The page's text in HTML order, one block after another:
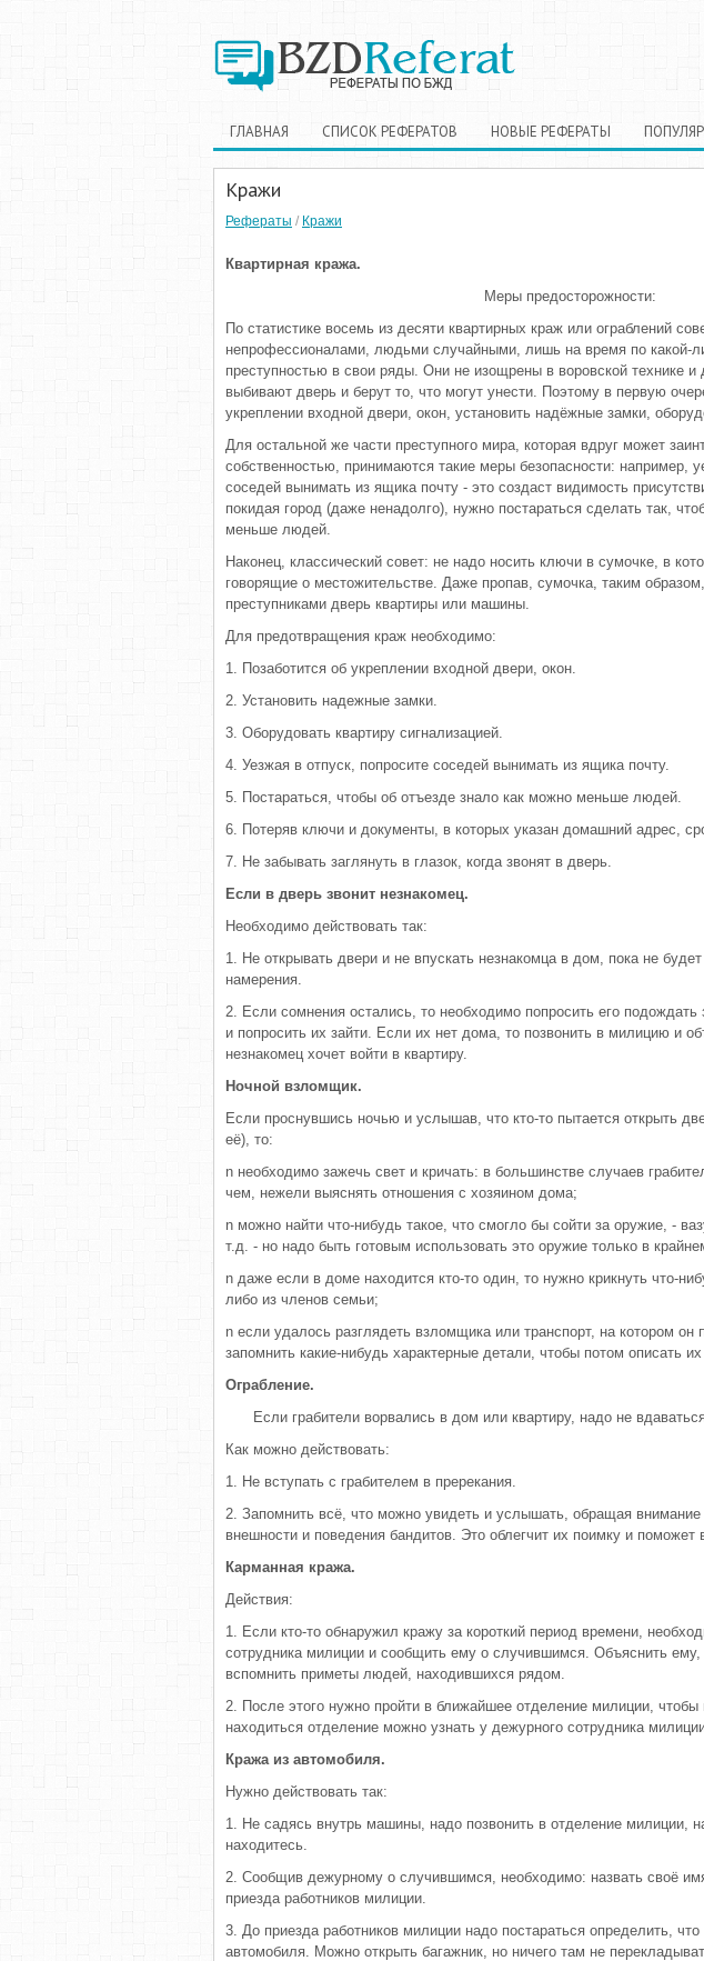
ГЛАВНАЯ СПИСОК РЕФЕРАТОВ НОВЫЕ РЕФЕРАТЫ
Кражи
Рефераты / Кражи
Квартирная кража.
Меры предосторожности:
По статистике восемь из десяти квартирных краж или ограблений
непрофессионалами, людьми случайными, лишь на время по какой-
преступностью в свои ряды. Они не изощрены в воровской технике и
выбивают дверь и берут то, что могут унести. Поэтому в первую
укреплении входной двери, окон, установить надёжные замки,
Для остальной же части преступного мира, которая вдруг может
собственностью, принимаются такие меры безопасности: например,
соседей вынимать из ящика почту - это создаст видимость
покидая город (даже ненадолго), нужно постараться сделать так,
меньше людей.
Наконец, классический совет: не надо носить ключи в сумочке, в
говорящие о местожительстве. Даже пропав, сумочка, таким
преступниками дверь квартиры или машины.
Для предотвращения краж необходимо:
1. Позаботится об укреплении входной двери, окон.
2. Установить надежные замки.
3. Оборудовать квартиру сигнализацией.
4. Уезжая в отпуск, попросите соседей вынимать из ящика почту.
5. Постараться, чтобы об отъезде знало как можно меньше людей.
6. Потеряв ключи и документы, в которых указан домашний адрес,
7. Не забывать заглянуть в глазок, когда звонят в дверь.
Если в дверь звонит незнакомец.
Необходимо действовать так:
1. Не открывать двери и не впускать незнакомца в дом, пока не
намерения.
2. Если сомнения остались, то необходимо попросить его
и попросить их зайти. Если их нет дома, то позвонить в милицию и
незнакомец хочет войти в квартиру.
Ночной взломщик.
Если проснувшись ночью и услышав, что кто-то пытается открыть
её), то:
n необходимо зажечь свет и кричать: в большинстве случаев
чем, нежели выяснять отношения с хозяином дома;
n можно найти что-нибудь такое, что смогло бы сойти за оружие, -
т.д. - но надо быть готовым использовать это оружие только в
n даже если в доме находится кто-то один, то нужно крикнуть что-
либо из членов семьи;
n если удалось разглядеть взломщика или транспорт, на котором он
запомнить какие-нибудь характерные детали, чтобы потом описать
Ограбление.
Если грабители ворвались в дом или квартиру, надо не
Как можно действовать:
1. Не вступать с грабителем в пререкания.
2. Запомнить всё, что можно увидеть и услышать, обращая
внешности и поведения бандитов. Это облегчит их поимку и поможет
Карманная кража.
Действия:
1. Если кто-то обнаружил кражу за короткий период времени,
сотрудника милиции и сообщить ему о случившимся. Объяснить ему,
вспомнить приметы людей, находившихся рядом.
2. После этого нужно пройти в ближайшее отделение милиции, чтобы
находиться отделение можно узнать у дежурного сотрудника
Кража из автомобиля.
Нужно действовать так:
1. Не садясь внутрь машины, надо позвонить в отделение милиции,
находитесь.
2. Сообщив дежурному о случившимся, необходимо: назвать своё
приезда работников милиции.
3. До приезда работников милиции надо постараться определить,
автомобиля. Можно открыть багажник, но ничего там не